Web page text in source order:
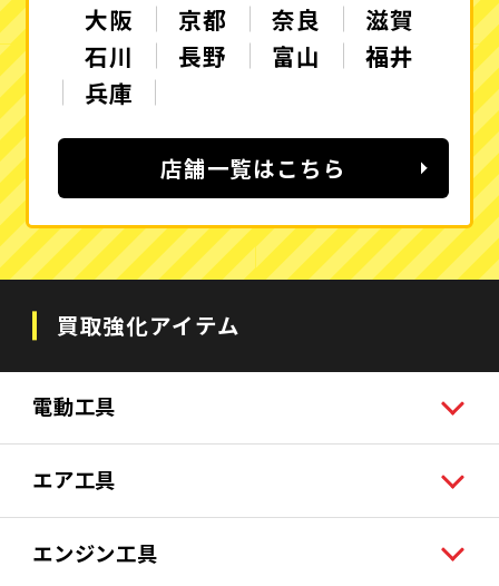
大阪
京都 奈良
滋賀
石川
長野 富山
福井
兵庫
店舗一覧はこちら
買取強化アイテム
電動工具
エア工具
エンジン工具